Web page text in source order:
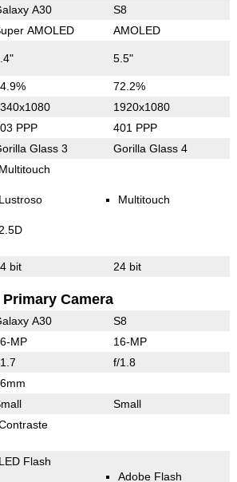
A30 S8
AMOLED AMOLED
5.5"
72.2%
1920x1080
PPP 401 PPP
Glass 3 Gorilla Glass 4
Multitouch
Lustroso
2.5D
Multitouch
bit 24 bit
Primary Camera
A30 S8
MP 16-MP
f/1.8
Small
LED Flash
Adobe Flash